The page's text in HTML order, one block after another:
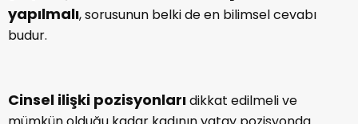
olması gerekmektedir. Bu sayede hamilelik
gerçekleşebilir.